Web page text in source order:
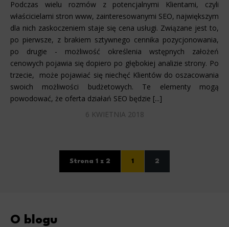
Podczas wielu rozmów z potencjalnymi Klientami, czyli
właścicielami stron www, zainteresowanymi SEO, największym
dla nich zaskoczeniem staje się cena usługi. Związane jest to,
po pierwsze, z brakiem sztywnego cennika pozycjonowania,
po drugie - możliwość określenia wstępnych założeń
cenowych pojawia się dopiero po głębokiej analizie strony. Po
trzecie, może pojawiać się niechęć Klientów do oszacowania
swoich możliwości budżetowych. Te elementy mogą
powodować, że oferta działań SEO będzie [...]
6 KWIETNIA 2018
Strona 1 z 2 1 2
O blogu